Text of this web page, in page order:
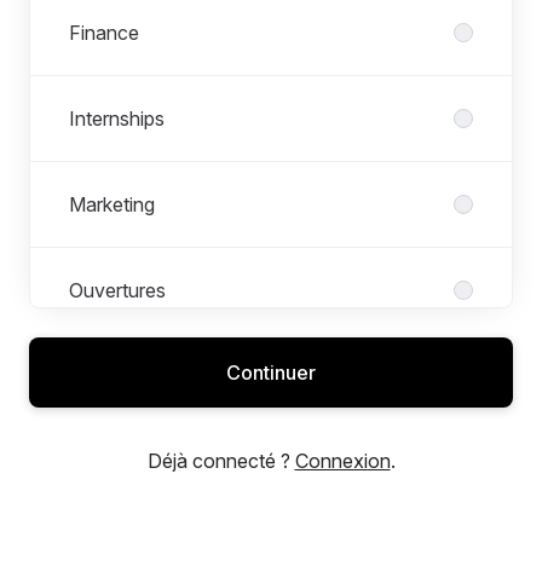
Finance
Internships
Marketing
Ouvertures
Continuer
Déjà connecté ? Connexion.